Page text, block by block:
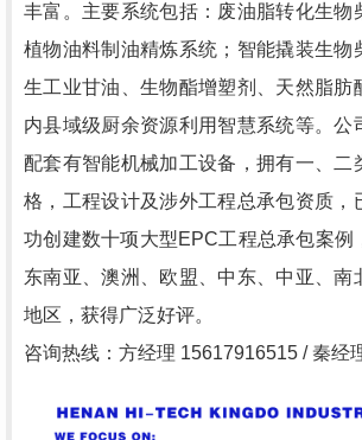
丰富。 主要系统包括：废油脂转化生物
植物油料制油精炼系统；智能撬装生物
生工业甘油、生物酯增塑剂、天然脂肪
内县域级厨余资源利用智慧系统等。公
配套有智能机械加工设备，拥有一、二
格，工程设计及涉外工程总承包资质，
功创建数十项大型EPC工程总承包案例
东南亚、澳洲、欧盟、中东、中亚、南
地区，获得广泛好评。
咨询热线：方经理 15617916515 / 秦经